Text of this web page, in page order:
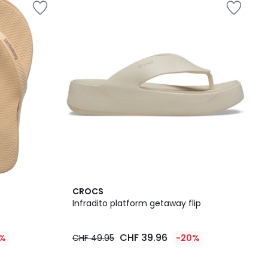
CROCS
Infradito platform getaway flip
CHF 49.95 CHF 39.96 -20%
3.4
/ 5